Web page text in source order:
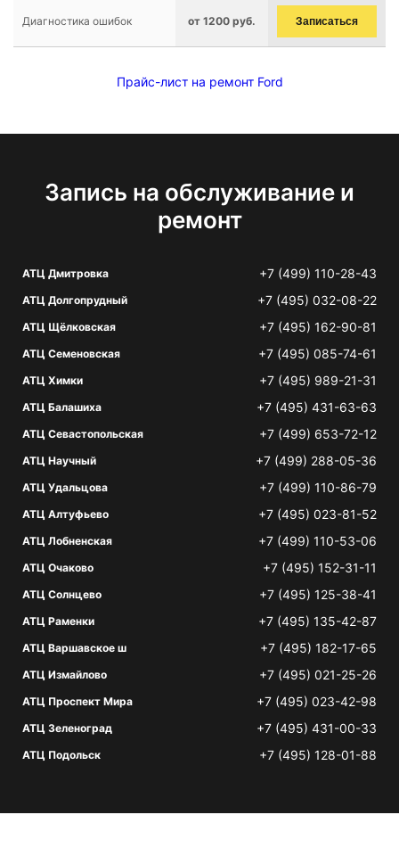
Диагностика ошибок от 1200 руб. Записаться
Прайс-лист на ремонт Ford
Запись на обслуживание и
ремонт
АТЦ Дмитровка +7 (499) 110-28-43
АТЦ Долгопрудный +7 (495) 032-08-22
АТЦ Щёлковская +7 (495) 162-90-81
АТЦ Семеновская +7 (495) 085-74-61
АТЦ Химки +7 (495) 989-21-31
АТЦ Балашиха +7 (495) 431-63-63
АТЦ Севастопольская +7 (499) 653-72-12
АТЦ Научный +7 (499) 288-05-36
АТЦ Удальцова +7 (499) 110-86-79
АТЦ Алтуфьево +7 (495) 023-81-52
АТЦ Лобненская +7 (499) 110-53-06
АТЦ Очаково +7 (495) 152-31-11
АТЦ Солнцево +7 (495) 125-38-41
АТЦ Раменки +7 (495) 135-42-87
АТЦ Варшавское ш +7 (495) 182-17-65
АТЦ Измайлово +7 (495) 021-25-26
АТЦ Проспект Мира +7 (495) 023-42-98
АТЦ Зеленоград +7 (495) 431-00-33
АТЦ Подольск +7 (495) 128-01-88